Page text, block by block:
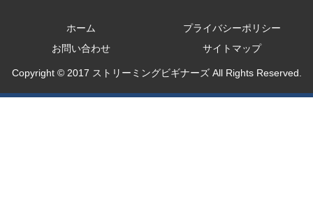
ホーム
プライバシーポリシー
お問い合わせ
サイトマップ
Copyright © 2017 ストリーミングビギナーズ All Rights Reserved.